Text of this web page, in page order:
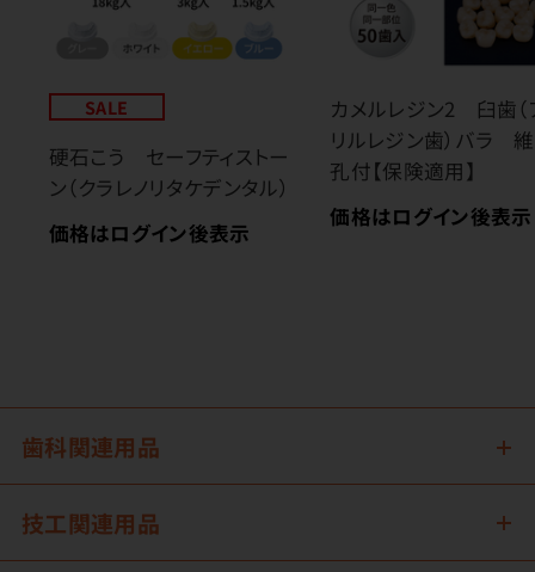
SALE
硬石こう セーフティストー
ン（クラレノリタケデンタル）
価格はログイン後表示
カメルレジン2 臼歯（
リルレジン歯）バラ
孔付【保険適用】
価格はログイン後表示
歯科関連用品
技工関連用品